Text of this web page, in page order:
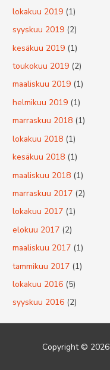
lokakuu 2019 (1)
syyskuu 2019 (2)
kesäkuu 2019 (1)
toukokuu 2019 (2)
maaliskuu 2019 (1)
helmikuu 2019 (1)
marraskuu 2018 (1)
lokakuu 2018 (1)
kesäkuu 2018 (1)
maaliskuu 2018 (1)
marraskuu 2017 (2)
lokakuu 2017 (1)
elokuu 2017 (2)
maaliskuu 2017 (1)
tammikuu 2017 (1)
lokakuu 2016 (5)
syyskuu 2016 (2)
Copyright © 2026